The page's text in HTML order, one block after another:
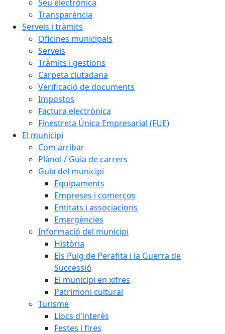
Seu electrònica
Transparència
Serveis i tràmits
Oficines municipals
Serveis
Tràmits i gestions
Carpeta ciutadana
Verificació de documents
Impostos
Factura electrònica
Finestreta Única Empresarial (FUE)
El municipi
Com arribar
Plànol / Guia de carrers
Guia del municipi
Equipaments
Empreses i comerços
Entitats i associacions
Emergències
Informació del municipi
Història
Els Puig de Perafita i la Guerra de
Successió
El municipi en xifres
Patrimoni cultural
Turisme
Llocs d'interès
Festes i fires